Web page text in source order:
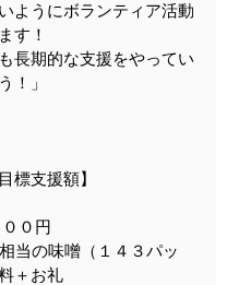
ようにボランティア活動
す！
長期的な支援をやってい
！」
標支援額】
０円
当の味噌（１４３パッ
＋お礼